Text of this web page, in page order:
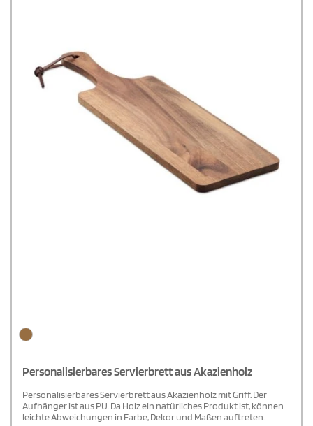
Personalisierbares Servierbrett aus Akazienholz
Personalisierbares Servierbrett aus Akazienholz mit Griff. Der
Aufhänger ist aus PU. Da Holz ein natürliches Produkt ist, können
leichte Abweichungen in Farbe, Dekor und Maßen auftreten.